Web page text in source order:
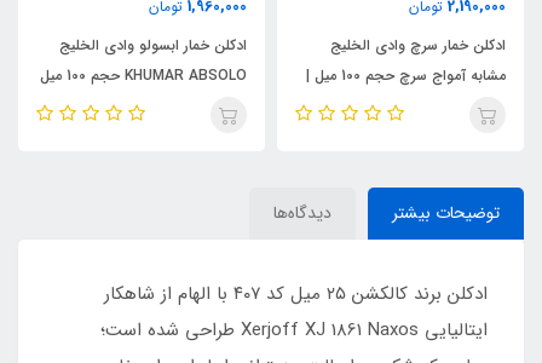
2,190,000 تومان
ادکلن خمار سرچ وادی الخلیج
مشابه آمواج سرچ حجم 100 میل |
KHUMAR Search Eau de
1,960,000 تومان
ادکلن خمار ابسولو وادی الخلیج
KHUMAR ABSOLO حجم 100 میل
| مشابه اورجینال ایو سن لورن مای
توضیحات بیشتر دیدگاه‌ها
ادکلن برند کالکشن ۲۵ میل کد ۴۰۷ با الهام از شاهکار
ایتالیایی Xerjoff XJ 1861 Naxos طراحی شده است؛